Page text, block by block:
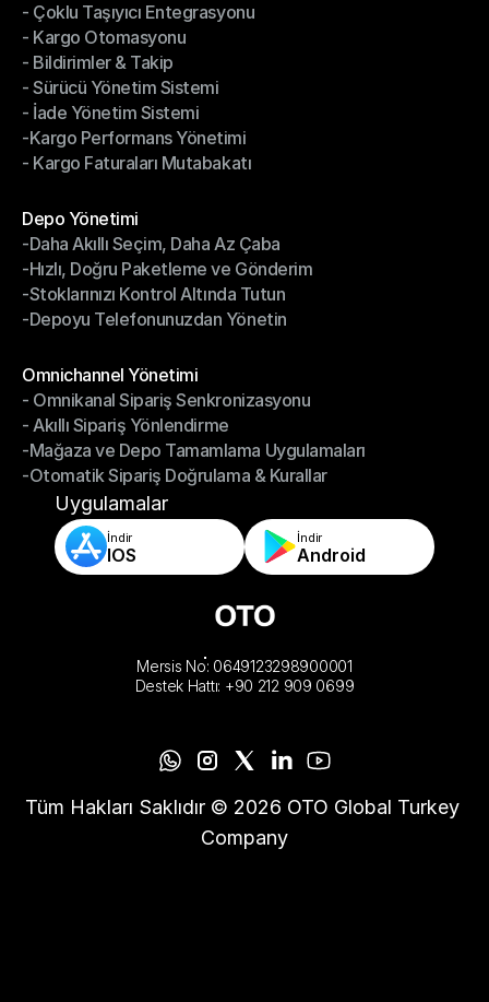
- İndirimli Fiyatlarla Gönderim
- Çoklu Taşıyıcı Entegrasyonu
- Çoklu Taşıyıcı Entegrasyonu
- Kargo Otomasyonu
- Kargo Otomasyonu
- Bildirimler & Takip
- Bildirimler & Takip
- Sürücü Yönetim Sistemi
- Sürücü Yönetim Sistemi
- İade Yönetim Sistemi
- İade Yönetim Sistemi
-Kargo Performans Yönetimi
-Kargo Performans Yönetimi
- Kargo Faturaları Mutabakatı
Depo Yönetimi
Depo Yönetimi
-Daha Akıllı Seçim, Daha Az Çaba
-Daha Akıllı Seçim, Daha Az Çaba
-Hızlı, Doğru Paketleme ve Gönderim
-Hızlı, Doğru Paketleme ve Gönderim
-Stoklarınızı Kontrol Altında Tutun
-Stoklarınızı Kontrol Altında Tutun
-Depoyu Telefonunuzdan Yönetin
Omnichannel Yönetimi
Omnichannel Yönetimi
- Omnikanal Sipariş Senkronizasyonu
- Omnikanal Sipariş Senkronizasyonu
- Akıllı Sipariş Yönlendirme
- Akıllı Sipariş Yönlendirme
-Mağaza ve Depo Tamamlama Uygulamaları
-Mağaza ve Depo Tamamlama Uygulamaları
-Otomatik Sipariş Doğrulama & Kurallar
-Otomatik Sipariş Doğrulama & Kurallar
Uygulamalar
İndir
IOS
İndir
Android
Mersis No: 0649123298900001
Destek Hattı: +90 212 909 0699
Tüm Hakları Saklıdır © 2026 OTO Global Turkey
Company